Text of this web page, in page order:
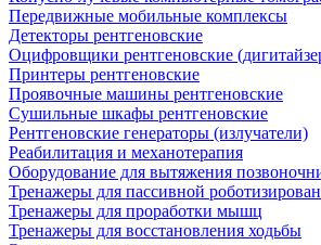
Передвижные мобильные комплексы
Детекторы рентгеновские
Оцифровщики рентгеновские
Принтеры рентгеновские
Проявочные машины рентгеновские
Сушильные шкафы рентгеновские
Рентгеновские генераторы (излучатели)
Реабилитация и механотерапия
Оборудование для вытяжения
Тренажеры для пассивной
Тренажеры для проработки мышц
Тренажеры для восстановления ходьбы